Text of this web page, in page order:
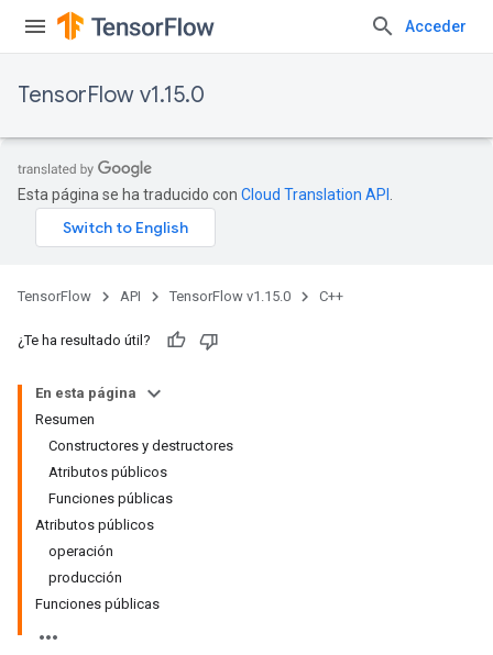
Acceder
TensorFlow v1.15.0
Esta página se ha traducido con Cloud Translation API
TensorFlow API TensorFlow v1.15.0 C++
¿Te ha resultado útil?
En esta página
Resumen
Constructores y destructores
Atributos públicos
Funciones públicas
Atributos públicos
operación
producción
Funciones públicas